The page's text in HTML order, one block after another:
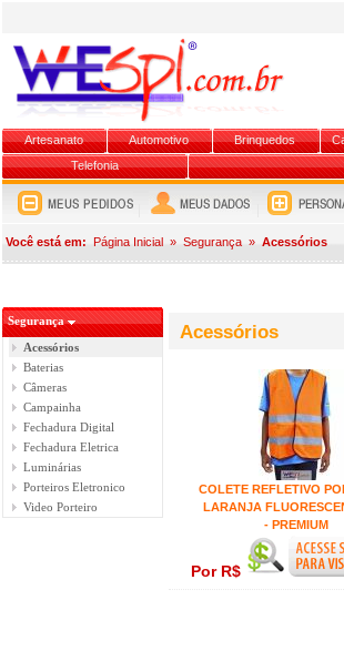
Artesanato Automotivo Brinquedos
Telefonia
Você está em: Página Inicial » Segurança » Acessórios
Segurança
Acessórios
Baterias
Câmeras
Campainha
Fechadura Digital
Fechadura Eletrica
Luminárias
Porteiros Eletronico
Video Porteiro
Acessórios
COLETE REFLETIVO
LARANJA
- PREMIUM
Por R$